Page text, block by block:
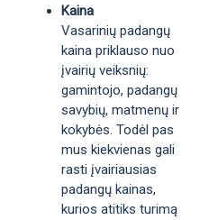
Kaina
Vasarinių padangų
kaina priklauso nuo
įvairių veiksnių:
gamintojo, padangų
savybių, matmenų ir
kokybės. Todėl pas
mus kiekvienas gali
rasti įvairiausias
padangų kainas,
kurios atitiks turimą